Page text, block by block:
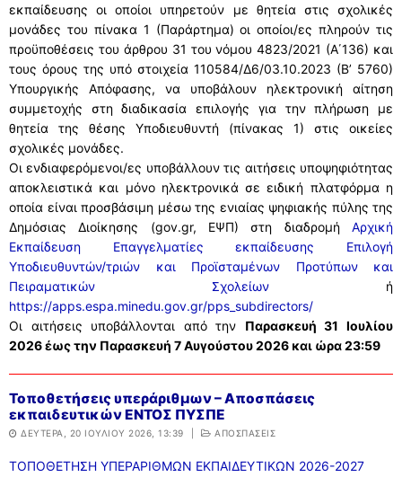
εκπαίδευσης οι οποίοι υπηρετούν με θητεία στις σχολικές
μονάδες του πίνακα 1 (Παράρτημα) οι οποίοι/ες πληρούν τις
προϋποθέσεις του άρθρου 31 του νόμου 4823/2021 (Α΄136) και
τους όρους της υπό στοιχεία 110584/Δ6/03.10.2023 (Β’ 5760)
Υπουργικής Απόφασης, να υποβάλουν ηλεκτρονική αίτηση
συμμετοχής στη διαδικασία επιλογής για την πλήρωση με
θητεία της θέσης Υποδιευθυντή (πίνακας 1) στις οικείες
σχολικές μονάδες.
Οι ενδιαφερόμενοι/ες υποβάλλουν τις αιτήσεις υποψηφιότητας
αποκλειστικά και μόνο ηλεκτρονικά σε ειδική πλατφόρμα η
οποία είναι προσβάσιμη μέσω της ενιαίας ψηφιακής πύλης της
Δημόσιας Διοίκησης (gov.gr, ΕΨΠ) στη διαδρομή Αρχική
Εκπαίδευση Επαγγελματίες εκπαίδευσης Επιλογή
Υποδιευθυντών/τριών και Προϊσταμένων Προτύπων και
Πειραματικών Σχολείων ή
https://apps.espa.minedu.gov.gr/pps_subdirectors/
Οι αιτήσεις υποβάλλονται από την Παρασκευή 31 Ιουλίου
2026 έως την Παρασκευή 7 Αυγούστου 2026 και ώρα 23:59
Τοποθετήσεις υπεράριθμων – Αποσπάσεις
εκπαιδευτικών ΕΝΤΟΣ ΠΥΣΠΕ
ΔΕΥΤΈΡΑ, 20 ΙΟΥΛΊΟΥ 2026, 13:39 ΑΠΟΣΠΑΣΕΙΣ
ΤΟΠΟΘΕΤΗΣΗ ΥΠΕΡΑΡΙΘΜΩΝ ΕΚΠΑΙΔΕΥΤΙΚΩΝ 2026-2027